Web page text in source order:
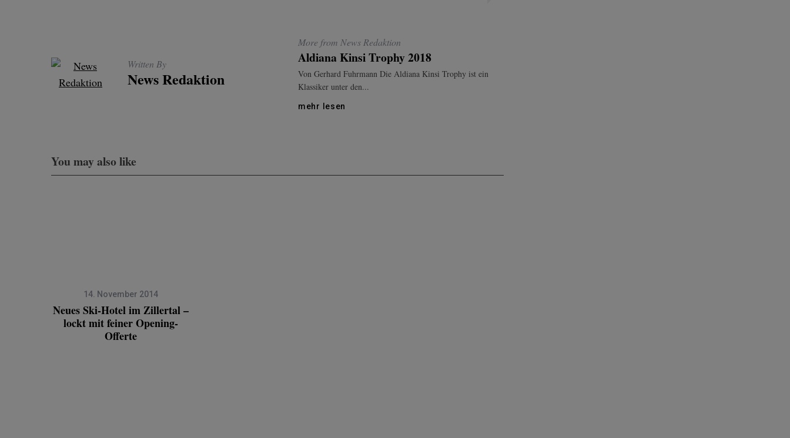
Written By
News Redaktion
More from News Redaktion
Aldiana Kinsi Trophy 2018
Von Gerhard Fuhrmann Die Aldiana Kinsi Trophy ist ein
Klassiker unter den...
mehr lesen
You may also like
14. November 2014
Neues Ski-Hotel im Zillertal –
lockt mit feiner Opening-
Offerte